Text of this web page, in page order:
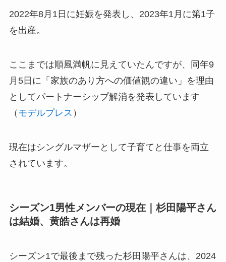
2022年8月1日に妊娠を発表し、2023年1月に第1子
を出産。
ここまでは順風満帆に見えていたんですが、同年9
月5日に「家族のあり方への価値観の違い」を理由
としてパートナーシップ解消を発表しています
（ モデルプレス ）
現在はシングルマザーとして子育てと仕事を両立
されています。
シーズン1男性メンバーの現在｜杉田陽平さん
は結婚、黄皓さんは再婚
シーズン1で最後まで残った杉田陽平さんは、2024